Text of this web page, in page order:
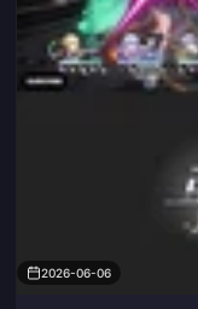
2026-06-06